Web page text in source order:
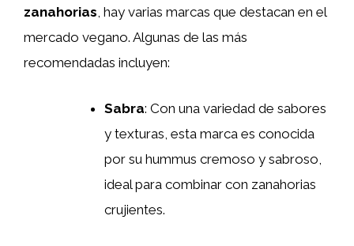
zanahorias, hay varias marcas que destacan en el
mercado vegano. Algunas de las más
recomendadas incluyen:
Sabra: Con una variedad de sabores
y texturas, esta marca es conocida
por su hummus cremoso y sabroso,
ideal para combinar con zanahorias
crujientes.